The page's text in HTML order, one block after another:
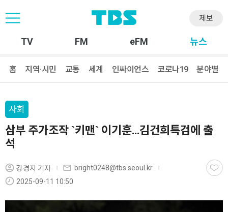
제보
TV FM eFM 뉴스
홈 지역·시민 교통 세계 인싸이언스 코로나19 분야별
사회
삼부 주가조작 `키맨` 이기훈…김건희특검에 출
석
강경지 기자
bright0248@tbs.seoul.kr
2025-09-11 10:50